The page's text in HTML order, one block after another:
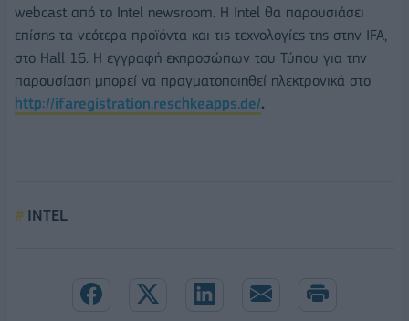
webcast από το Intel newsroom. Η Intel θα παρουσιάσει
επίσης τα νεότερα προϊόντα και τις τεχνολογίες της στην IFA,
στο Hall 16. Η εγγραφή εκπροσώπων του Τύπου για την
παρουσίαση μπορεί να πραγματοποιηθεί ηλεκτρονικά στο
http://ifaregistration.reschkeapps.de/.
INTEL